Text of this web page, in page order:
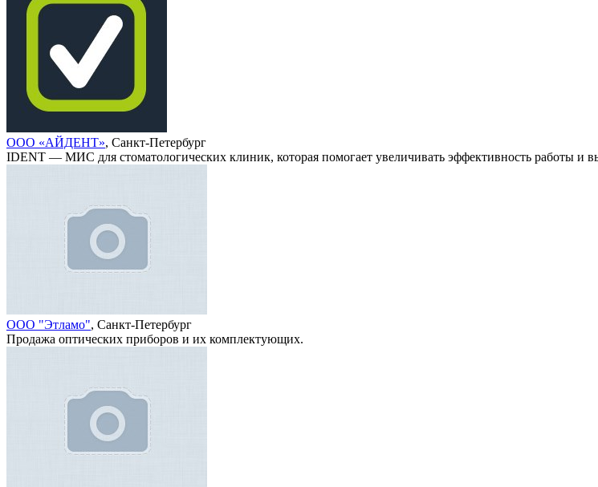
ООО «АЙДЕНТ», Санкт-Петербург
IDENT — МИС для стоматологических клиник, которая помогает увеличивать эффективность работы и
ООО "Этламо", Санкт-Петербург
Продажа оптических приборов и их комплектующих.